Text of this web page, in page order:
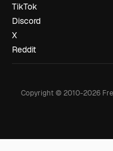
TikTok
Discord
X
Reddit
Copyright © 2010-2026